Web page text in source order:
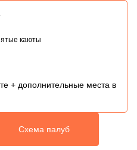
каюты
+ дополнительные места в
Схема палуб